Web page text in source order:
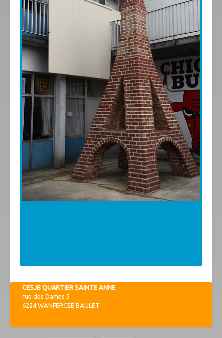
CESJB QUARTIER SAINTE ANNE
rue des Dames 5
6224 WANFERCEE BAULET